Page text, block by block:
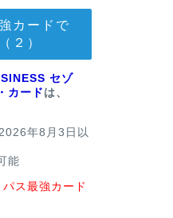
カードで
２）
セゾ
カード は、
年8月3日以
能
ス最強カード